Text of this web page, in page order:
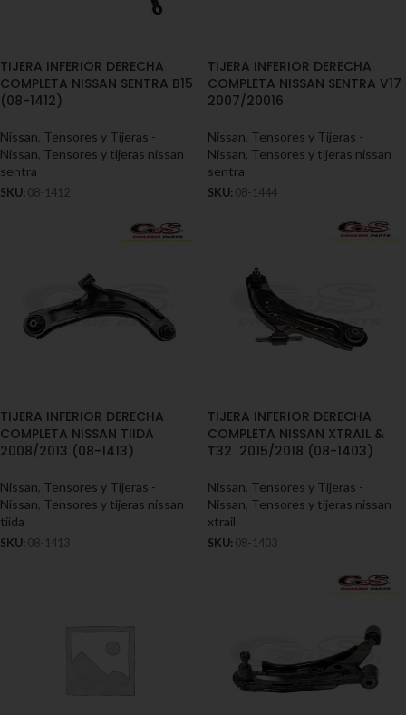
TIJERA INFERIOR DERECHA
COMPLETA NISSAN SENTRA B15
(08-1412)
Nissan Tensores y Tijeras -
Nissan Tensores y tijeras nissan
sentra
SKU: 08-1412
TIJERA INFERIOR DERECHA
COMPLETA NISSAN SENTRA V17
2007/20016
Nissan Tensores y Tijeras -
Nissan Tensores y tijeras nissan
sentra
SKU: 08-1444
TIJERA INFERIOR DERECHA
COMPLETA NISSAN TIIDA
2008/2013 (08-1413)
Nissan Tensores y Tijeras -
Nissan Tensores y tijeras nissan
tiida
SKU: 08-1413
TIJERA INFERIOR DERECHA
COMPLETA NISSAN XTRAIL &
T32 2015/2018 (08-1403)
Nissan Tensores y Tijeras -
Nissan Tensores y tijeras nissan
xtrail
SKU: 08-1403